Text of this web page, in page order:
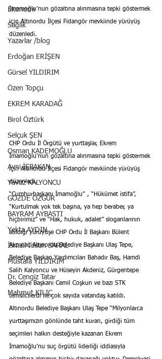
Ekonomi
Sağlık
Yazarlar /blog
Erdoğan ERİŞEN
Gürsel YILDIRIM
Özen Topçu
EKREM KARADAĞ
Birol Öztürk
Selçuk ŞEN
Osman KADEMOĞLU
Avni İŞBAKAN
Yavuz KALYONCU
GÖZDE ÖZGÜR
BAYRAM AYBASTI
Yekta AYDIN
İsmail Tosun SARAL
Mustafa YILDIRIM
Dr. Cengiz Tatar
Mahmut KILIÇ
İmamoğlu’nun gözaltına alınmasına tepki göstermek
için Altınordu İlçesi Fidangör mevkiinde yürüyüş
düzenledi.
CHP Ordu İl Örgütü ve yurttaşlar, Ekrem
İmamoğlu’nun gözaltına alınmasına tepki göstermek
için Altınordu İlçesi Fidangör mevkiinde yürüyüş
düzenledi.
“Cumhurbaşkanı İmamoğlu” , “Hükümet istifa”,
“Kurtulmak yok tek başına, ya hep beraber, ya
hiçbirimiz” ve “Hak, hukuk, adalet” sloganlarının
atıldığı yürüyüşe CHP Ordu İl Başkanı Bülent
Akpınar, Altınordu Belediye Başkanı Ulaş Tepe,
Belediye Başkan Yardımcıları Bahadır Baş, Hamdi
Salih Kalyoncu ve Hüseyin Akdeniz, Gürgentepe
Belediye Başkanı Cemil Coşkun ve bazı STK
temsilcilerdi ile çok sayıda vatandaş katıldı.
Altınordu Belediye Başkanı Ulaş Tepe “Milyonlarca
yurttaşımızın gönlünde taht kuran, girdiği tüm
seçimleri halkın desteğiyle kazanan Ekrem
İmamoğlu’nu suç örgütü liderliği iddiasıyla